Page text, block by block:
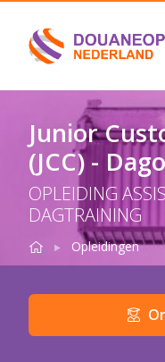
Junior
(JCC) -
OPLEIDING
DAGTRAINING
HomeOpleidingen